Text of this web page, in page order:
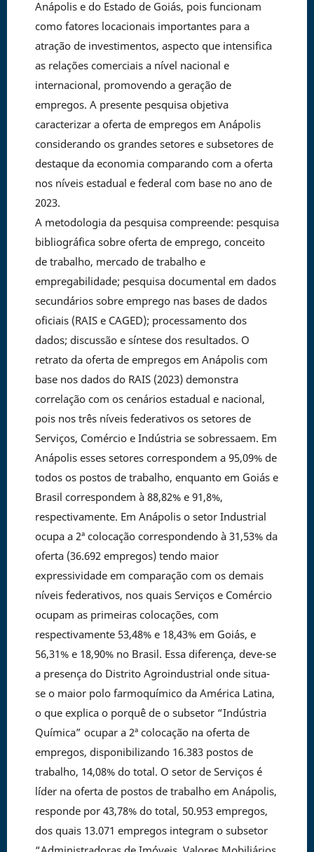
Anápolis e do Estado de Goiás, pois funcionam
como fatores locacionais importantes para a
atração de investimentos, aspecto que intensifica
as relações comerciais a nível nacional e
internacional, promovendo a geração de
empregos. A presente pesquisa objetiva
caracterizar a oferta de empregos em Anápolis
considerando os grandes setores e subsetores de
destaque da economia comparando com a oferta
nos níveis estadual e federal com base no ano de
2023.
A metodologia da pesquisa compreende: pesquisa
bibliográfica sobre oferta de emprego, conceito
de trabalho, mercado de trabalho e
empregabilidade; pesquisa documental em dados
secundários sobre emprego nas bases de dados
oficiais (RAIS e CAGED); processamento dos
dados; discussão e síntese dos resultados. O
retrato da oferta de empregos em Anápolis com
base nos dados do RAIS (2023) demonstra
correlação com os cenários estadual e nacional,
pois nos três níveis federativos os setores de
Serviços, Comércio e Indústria se sobressaem. Em
Anápolis esses setores correspondem a 95,09% de
todos os postos de trabalho, enquanto em Goiás e
Brasil correspondem à 88,82% e 91,8%,
respectivamente. Em Anápolis o setor Industrial
ocupa a 2ª colocação correspondendo à 31,53% da
oferta (36.692 empregos) tendo maior
expressividade em comparação com os demais
níveis federativos, nos quais Serviços e Comércio
ocupam as primeiras colocações, com
respectivamente 53,48% e 18,43% em Goiás, e
56,31% e 18,90% no Brasil. Essa diferença, deve-se
a presença do Distrito Agroindustrial onde situa-
se o maior polo farmoquímico da América Latina,
o que explica o porquê de o subsetor “Indústria
Química” ocupar a 2ª colocação na oferta de
empregos, disponibilizando 16.383 postos de
trabalho, 14,08% do total. O setor de Serviços é
líder na oferta de postos de trabalho em Anápolis,
responde por 43,78% do total, 50.953 empregos,
dos quais 13.071 empregos integram o subsetor